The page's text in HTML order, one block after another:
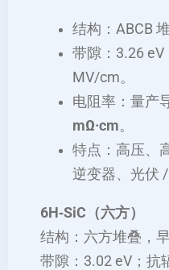
结构：ABCB
带隙：3.26
MV/cm。
电阻率：量产
mΩ·cm。
特点：高压、
逆变器、光伏 /
6H‑SiC（六方）
结构：六方堆叠，早
带隙：3.02 eV；抗